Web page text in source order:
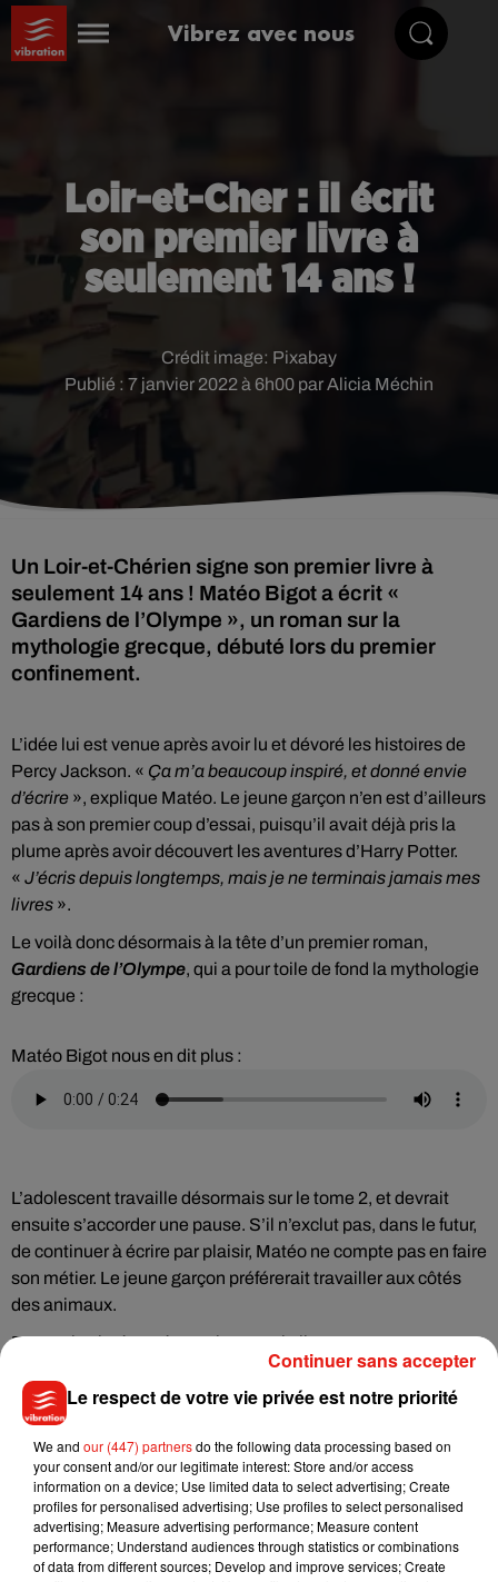
Vibrez avec nous
Loir-et-Cher : il écrit
son premier livre à
seulement 14 ans !
Publié : 7 janvier 2022 à 6h00 par Alicia Méchin
Crédit image: Pixabay
Un Loir-et-Chérien signe son premier livre à
seulement 14 ans ! Matéo Bigot a écrit «
Gardiens de l’Olympe », un roman sur la
mythologie grecque, débuté lors du premier
confinement.
L’idée lui est venue après avoir lu et dévoré les histoires de
Percy Jackson. « Ça m’a beaucoup inspiré, et donné envie
d’écrire », explique Matéo. Le jeune garçon n’en est d’ailleurs
pas à son premier coup d’essai, puisqu’il avait déjà pris la
plume après avoir découvert les aventures d’Harry Potter.
« J’écris depuis longtemps, mais je ne terminais jamais mes
livres ».
Le voilà donc désormais à la tête d’un premier roman,
Gardiens de l’Olympe, qui a pour toile de fond la mythologie
grecque :
Matéo Bigot nous en dit plus :
L’adolescent travaille désormais sur le tome 2, et devrait
ensuite s’accorder une pause. S’il n’exclut pas, dans le futur,
de continuer à écrire par plaisir, Matéo ne compte pas en faire
son métier. Le jeune garçon préférerait travailler aux côtés
des animaux.
Et pour les intéressés, sachez que le livre n’est pas
commercialisé en vente libre, il est possible de prendre
contact avec la famille pour s’en procurer un exemplaire. Par
mail àcelineb.bigot@orange.fr
Musique
Le respect de votre vie privée est notre priorité
We and our (447) partnersdo the following data processing based on
your consent and/or our legitimate interest: Store and/or access
information on a device; Use limited data to select advertising; Create
profiles for personalised advertising; Use profiles to select personalised
advertising; Measure advertising performance; Measure content
performance; Understand audiences through statistics or combinations
of data from different sources; Develop and improve services; Create
Continuer sans accepter